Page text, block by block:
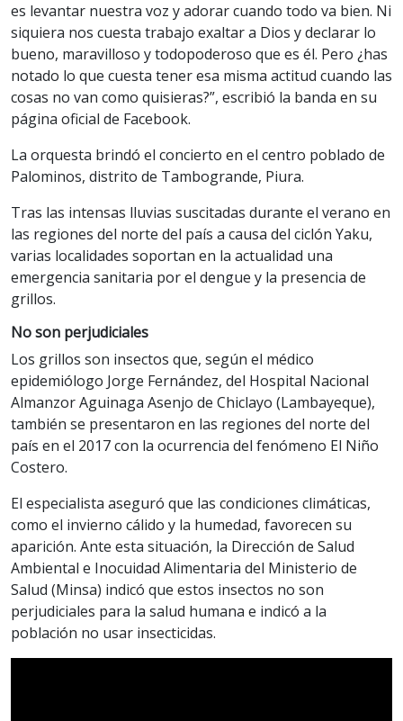
es levantar nuestra voz y adorar cuando todo va bien. Ni
siquiera nos cuesta trabajo exaltar a Dios y declarar lo
bueno, maravilloso y todopoderoso que es él. Pero ¿has
notado lo que cuesta tener esa misma actitud cuando las
cosas no van como quisieras?”, escribió la banda en su
página oficial de Facebook.
La orquesta brindó el concierto en el centro poblado de
Palominos, distrito de Tambogrande, Piura.
Tras las intensas lluvias suscitadas durante el verano en
las regiones del norte del país a causa del ciclón Yaku,
varias localidades soportan en la actualidad una
emergencia sanitaria por el dengue y la presencia de
grillos.
No son perjudiciales
Los grillos son insectos que, según el médico
epidemiólogo Jorge Fernández, del Hospital Nacional
Almanzor Aguinaga Asenjo de Chiclayo (Lambayeque),
también se presentaron en las regiones del norte del
país en el 2017 con la ocurrencia del fenómeno El Niño
Costero.
El especialista aseguró que las condiciones climáticas,
como el invierno cálido y la humedad, favorecen su
aparición. Ante esta situación, la Dirección de Salud
Ambiental e Inocuidad Alimentaria del Ministerio de
Salud (Minsa) indicó que estos insectos no son
perjudiciales para la salud humana e indicó a la
población no usar insecticidas.